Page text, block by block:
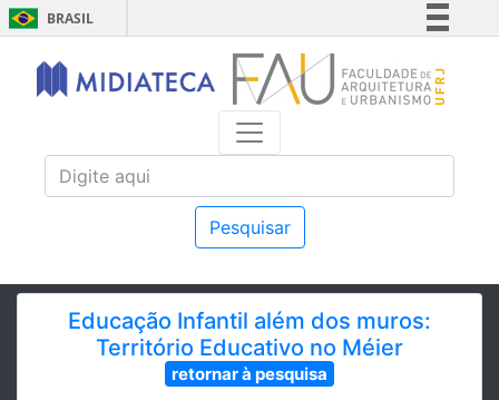
BRASIL
Simplifique!
Comunica BR
Acesso à informação
Pesquisar
Educação Infantil além dos muros:
Território Educativo no Méier
retornar à pesquisa